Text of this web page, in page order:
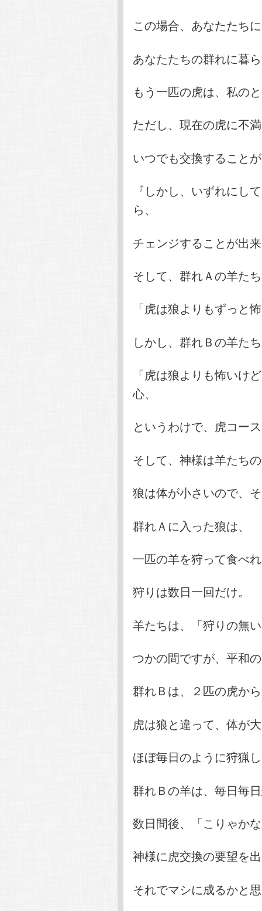
この場合、あなたたち
あなたたちの群れに暮
もう一匹の虎は、私の
ただし、現在の虎に不
いつでも交換すること
『しかし、いずれにし
ら、
チェンジすることが出
そして、群れＡの羊た
「虎は狼よりもずっと
しかし、群れＢの羊た
「虎は狼よりも怖いけ
心、
というわけで、虎コー
そして、神様は羊たち
狼は体が小さいので、
群れＡに入った狼は、
一匹の羊を狩って食べ
狩りは数日一回だけ。
羊たちは、「狩りの無
つかの間ですが、平和
群れＢは、２匹の虎か
虎は狼と違って、体が
ほぼ毎日のように狩猟
群れＢの羊は、毎日毎
数日間後、「こりゃか
神様に虎交換の要望を
それでマシに成るかと